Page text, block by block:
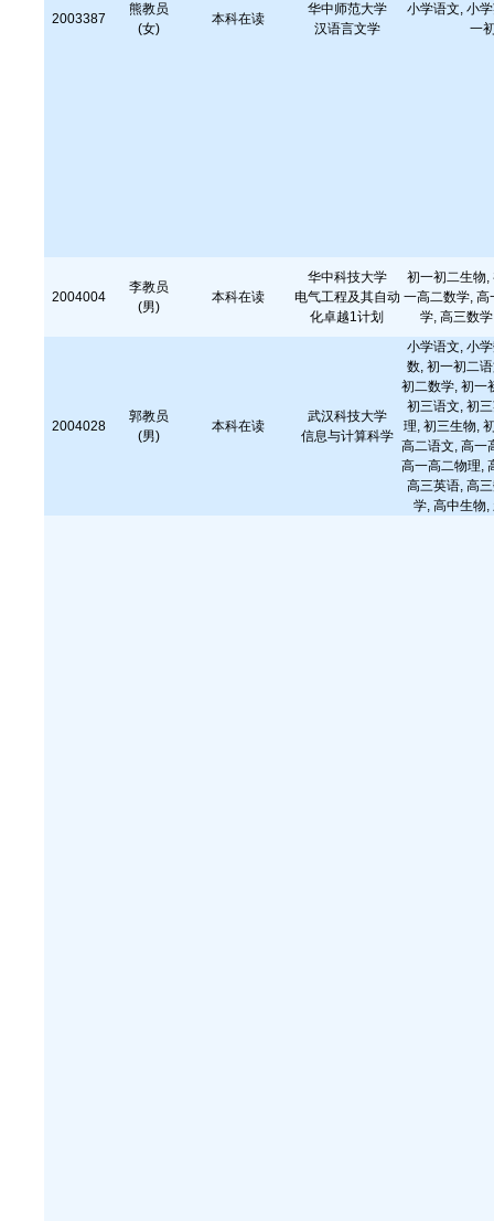
2003387
熊教员
(女)
本科在读
华中师范大学
汉语言文学
小学语文, 小
一
2004004
李教员
(男)
本科在读
华中科技大学
电气工程及其自动
化卓越1计划
初一初二生物,
一高二数学, 高
学, 高三数
2004028
郭教员
(男)
本科在读
武汉科技大学
信息与计算科学
小学语文, 小
数, 初一初二
初二数学, 初一
初三语文, 初
理, 初三生物,
高二语文, 高一
高一高二物理,
高三英语, 高
学, 高中生物,